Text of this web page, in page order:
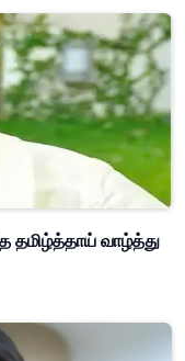
தமிழ்த்தாய் வாழ்த்து